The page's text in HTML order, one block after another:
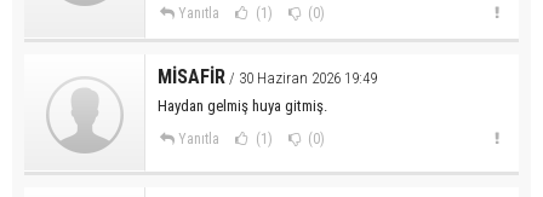
Yanıtla (1) (0)
MİSAFİR / 30 Haziran 2026 19:49
Haydan gelmiş huya gitmiş.
Yanıtla (1) (0)